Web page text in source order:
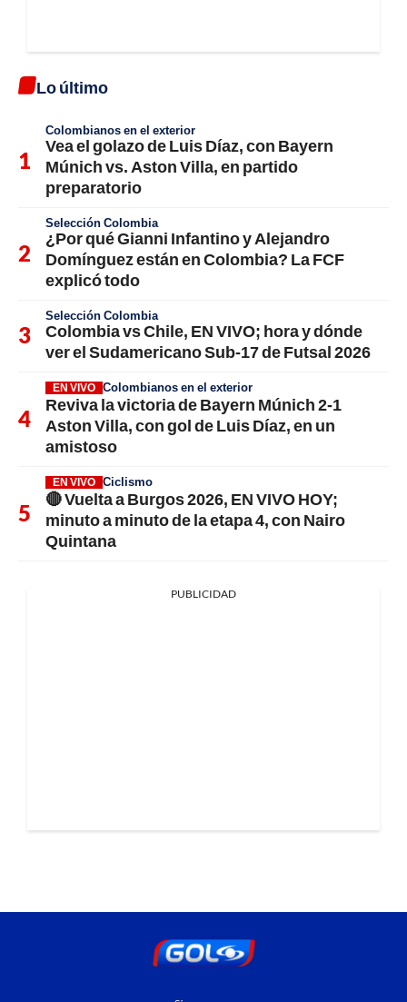
Lo último
Colombianos en el exterior
Vea el golazo de Luis Díaz, con Bayern
Múnich vs. Aston Villa, en partido
preparatorio
Selección Colombia
¿Por qué Gianni Infantino y Alejandro
Domínguez están en Colombia? La FCF
explicó todo
Selección Colombia
Colombia vs Chile, EN VIVO; hora y dónde
ver el Sudamericano Sub-17 de Futsal 2026
EN VIVO Colombianos en el exterior
Reviva la victoria de Bayern Múnich 2-1
Aston Villa, con gol de Luis Díaz, en un
amistoso
EN VIVO Ciclismo
🔴 Vuelta a Burgos 2026, EN VIVO HOY;
minuto a minuto de la etapa 4, con Nairo
Quintana
PUBLICIDAD